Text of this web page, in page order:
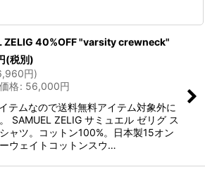
ZELIG 40%OFF "varsity crewneck"
(税別)
円)
格: 56,000円
テムなので送料無料アイテム対象外に
SAMUEL ZELIG サミュエル ゼリグ ス
ャツ。コットン100%。日本製15オン
ウェイトコットンスウ…